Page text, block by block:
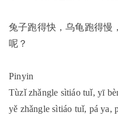
兔子跑得快，乌龟跑得慢
呢？
Pinyin
Tùzǐ zhǎngle sìtiáo tuǐ, yī
yě zhǎngle sìtiáo tuǐ, pá ya,